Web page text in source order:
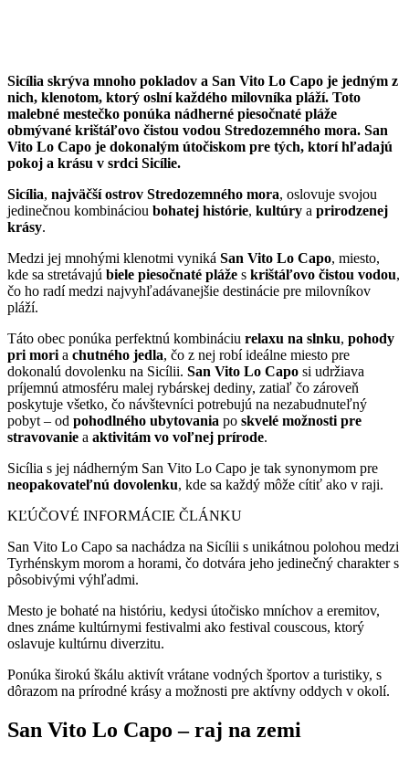
Sicília skrýva mnoho pokladov a San Vito Lo Capo je jedným z
nich, klenotom, ktorý oslní každého milovníka pláží. Toto
malebné mestečko ponúka nádherné piesočnaté pláže
obmývané krištáľovo čistou vodou Stredozemného mora. San
Vito Lo Capo je dokonalým útočiskom pre tých, ktorí hľadajú
pokoj a krásu v srdci Sicílie.
Sicília, najväčší ostrov Stredozemného mora, oslovuje svojou
jedinečnou kombináciou bohatej histórie, kultúry a prirodzenej
krásy.
Medzi jej mnohými klenotmi vyniká San Vito Lo Capo, miesto,
kde sa stretávajú biele piesočnaté pláže s krištáľovo čistou vodou,
čo ho radí medzi najvyhľadávanejšie destinácie pre milovníkov
pláží.
Táto obec ponúka perfektnú kombináciu relaxu na slnku, pohody
pri mori a chutného jedla, čo z nej robí ideálne miesto pre
dokonalú dovolenku na Sicílii. San Vito Lo Capo si udržiava
príjemnú atmosféru malej rybárskej dediny, zatiaľ čo zároveň
poskytuje všetko, čo návštevníci potrebujú na nezabudnuteľný
pobyt – od pohodlného ubytovania po skvelé možnosti pre
stravovanie a aktivitám vo voľnej prírode.
Sicília s jej nádherným San Vito Lo Capo je tak synonymom pre
neopakovateľnú dovolenku, kde sa každý môže cítiť ako v raji.
KĽÚČOVÉ INFORMÁCIE ČLÁNKU
San Vito Lo Capo sa nachádza na Sicílii s unikátnou polohou medzi
Tyrhénskym morom a horami, čo dotvára jeho jedinečný charakter s
pôsobivými výhľadmi.
Mesto je bohaté na históriu, kedysi útočisko mníchov a eremitov,
dnes známe kultúrnymi festivalmi ako festival couscous, ktorý
oslavuje kultúrnu diverzitu.
Ponúka širokú škálu aktivít vrátane vodných športov a turistiky, s
dôrazom na prírodné krásy a možnosti pre aktívny oddych v okolí.
San Vito Lo Capo – raj na zemi